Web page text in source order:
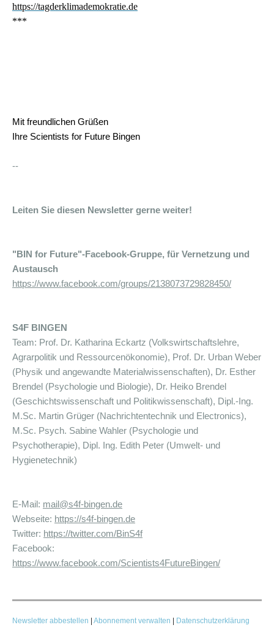
https://tagderklimademokratie.de
***
Mit freundlichen Grüßen
Ihre Scientists for Future Bingen
--
Leiten Sie diesen Newsletter gerne weiter!
"BIN for Future"-Facebook-Gruppe, für Vernetzung und
Austausch
https://www.facebook.com/groups/2138073729828450/
S4F BINGEN
Team: Prof. Dr. Katharina Eckartz (Volkswirtschaftslehre,
Agrarpolitik und Ressourcenökonomie), Prof. Dr. Urban Weber
(Physik und angewandte Materialwissenschaften), Dr. Esther
Brendel (Psychologie und Biologie), Dr. Heiko Brendel
(Geschichtswissenschaft und Politikwissenschaft), Dipl.-Ing.
M.Sc. Martin Grüger (Nachrichtentechnik und Electronics),
M.Sc. Psych. Sabine Wahler (Psychologie und
Psychotherapie), Dipl. Ing. Edith Peter (Umwelt- und
Hygienetechnik)
E-Mail: mail@s4f-bingen.de
Webseite: https://s4f-bingen.de
Twitter: https://twitter.com/BinS4f
Facebook:
https://www.facebook.com/Scientists4FutureBingen/
Newsletter abbestellen Abonnement verwalten Datenschutzerklärung